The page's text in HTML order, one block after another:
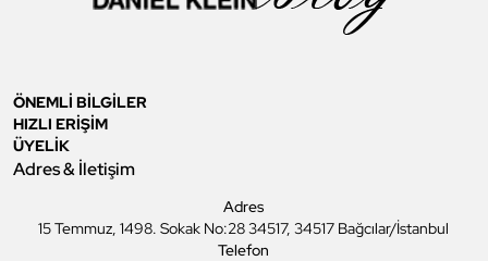
ÖNEMLİ BİLGİLER
HIZLI ERİŞİM
ÜYELİK
Adres & İletişim
Adres
15 Temmuz, 1498. Sokak No:28 34517, 34517 Bağcılar/İstanbul
Telefon